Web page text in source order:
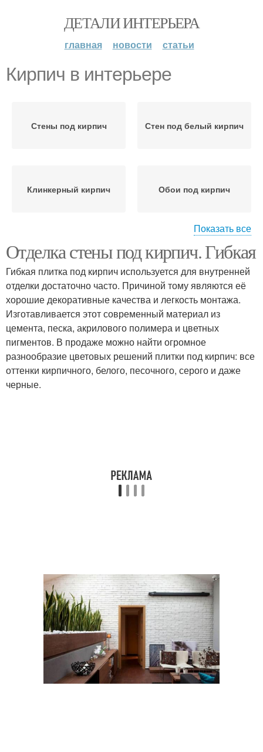
ДЕТАЛИ ИНТЕРЬЕРА
главная новости статьи
Кирпич в интерьере
Стены под кирпич Стен под белый кирпич
Клинкерный кирпич Обои под кирпич
Стен под кирпич
Показать все
Отделка стены под кирпич. Гибкая
Гибкая плитка под кирпич используется для внутренней
отделки достаточно часто. Причиной тому являются её
хорошие декоративные качества и легкость монтажа.
Изготавливается этот современный материал из
цемента, песка, акрилового полимера и цветных
пигментов. В продаже можно найти огромное
разнообразие цветовых решений плитки под кирпич: все
оттенки кирпичного, белого, песочного, серого и даже
черные.